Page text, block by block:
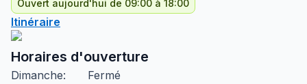
Ouvert aujourd'hui de 09:00 à 18:00
Itinéraire
Horaires d'ouverture
Dimanche:
Fermé